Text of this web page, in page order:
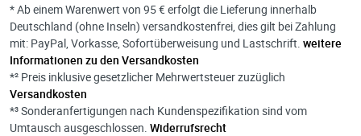
* Ab einem Warenwert von 95 € erfolgt die Lieferung innerhalb
Deutschland (ohne Inseln) versandkostenfrei, dies gilt bei Zahlung
mit: PayPal, Vorkasse, Sofortüberweisung und Lastschrift. weitere
Informationen zu den Versandkosten
*² Preis inklusive gesetzlicher Mehrwertsteuer zuzüglich
Versandkosten
*³ Sonderanfertigungen nach Kundenspezifikation sind vom
Umtausch ausgeschlossen. Widerrufsrecht